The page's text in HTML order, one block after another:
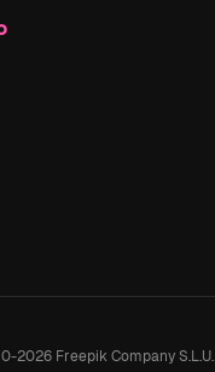
2026Freepik Company S.L.U.